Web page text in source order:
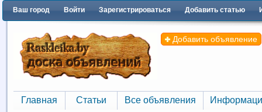
Ваш город Войти Зарегистрироваться Добавить статью
Добавить объявление
Главная
Главная
Статьи
Статьи
Все объявления
Все объявления